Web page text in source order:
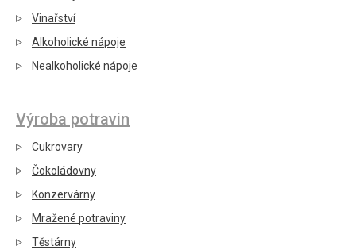
Vinařství
Alkoholické nápoje
Nealkoholické nápoje
Výroba potravin
Cukrovary
Čokoládovny
Konzervárny
Mražené potraviny
Těstárny